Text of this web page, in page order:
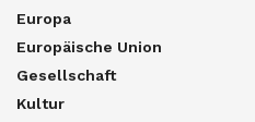
Europa
Europäische Union
Gesellschaft
Kultur